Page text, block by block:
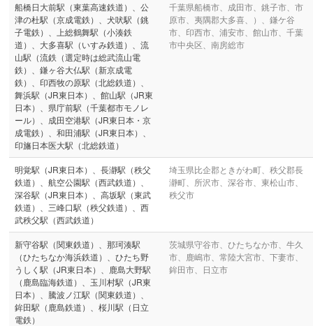
船橋日大前駅（東葉高速鉄道）、公
津の杜駅（京成電鉄）、犬吠駅（銚
子電鉄）、上総鶴舞駅（小湊鉄
道）、大多喜駅（いすみ鉄道）、流
山駅（流鉄（選定時は総武流山電
鉄）、鎌ヶ谷大仏駅（新京成電
鉄）、印西牧の原駅（北総鉄道）、
舞浜駅（JR東日本）、館山駅（JR東
日本）、県庁前駅（千葉都市モノレ
ール）、成田空港駅（JR東日本・京
成電鉄）、和田浦駅（JR東日本）、
印旛日本医大駅（北総鉄道）
千葉県船橋市、成田市、銚子市、市
原市、夷隅郡大多喜、）、鎌ケ谷
市、印西市、浦安市、館山市、千葉
市中央区、南房総市
明覚駅（JR東日本）、長瀞駅（秩父
鉄道）、航空公園駅（西武鉄道）、
深谷駅（JR東日本）、高坂駅（東武
鉄道）、三峰口駅（秩父鉄道）、西
武秩父駅（西武鉄道）
埼玉県比企郡ときがわ町、秩父郡長
瀞町、所沢市、深谷市、東松山市、
秩父市
新守谷駅（関東鉄道）、那珂湊駅
（ひたちなか海浜鉄道）、ひたち野
うしく駅（JR東日本）、鹿島大野駅
（鹿島臨海鉄道）、玉川村駅（JR東
日本）、騰波ノ江駅（関東鉄道）、
鉾田駅（鹿島鉄道）、桜川駅（日立
電鉄）
茨城県守谷市、ひたちなか市、牛久
市、鹿嶋市、常陸大宮市、下妻市、
鉾田市、日立市